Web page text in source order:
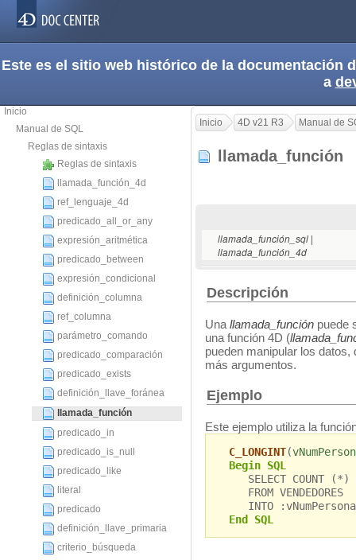
Este es el sitio web histórico de la documentación
a
Inicio
Manual de SQL
Reglas de sintaxis
Reglas de sintaxis
llamada_función_4d
ref_lenguaje_4d
predicado_all_or_any
expresión_aritmética
predicado_between
expresión_condicional
definición_columna
ref_columna
parámetro_comando
predicado_comparación
predicado_exists
definición_llave_foránea
llamada_función
predicado_in
predicado_is_null
predicado_like
literal
predicado
definición_llave_primaria
criterio_búsqueda
Inicio 4D v21 R3 Manual de
llamada_función
llamada_función_sql |
llamada_función_4d
Descripción
Unallamada_función puede
una función 4D (
pueden manipular los
más argumentos.
Ejemplo
Este ejemplo utiliza la
C_LONGINT(
Begin SQL
SELECT COUNT (*)
FROM VENDEDORES
INTO
End SQL